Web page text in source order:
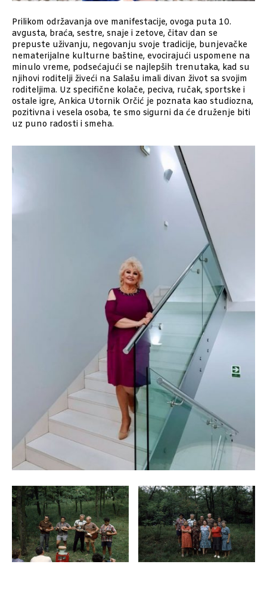
Prilikom održavanja ove manifestacije, ovoga puta 10.
avgusta, braća, sestre, snaje i zetove, čitav dan se
prepuste uživanju, negovanju svoje tradicije, bunjevačke
nematerijalne kulturne baštine, evocirajući uspomene na
minulo vreme, podsećajući se najlepših trenutaka, kad su
njihovi roditelji živeći na Salašu imali divan život sa svojim
roditeljima. Uz specifične kolače, peciva, ručak, sportske i
ostale igre, Ankica Utornik Orčić je poznata kao studiozna,
pozitivna i vesela osoba, te smo sigurni da će druženje biti
uz puno radosti i smeha.